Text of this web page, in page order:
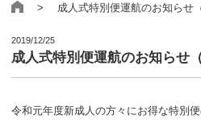
> 成人式特別便運航のお知らせ（
2019/12/25
成人式特別便運航のお知らせ
令和元年度新成人の方々にお得な特別便